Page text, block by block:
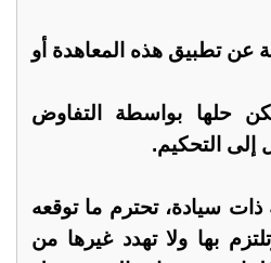
عن تطبيق هذه المعاهدة أو
حلها بواسطة التفاوض
إلى التحكيم.
ذات سيادة، تحترم ما توقعه
بها ولا تهدد غيرها من